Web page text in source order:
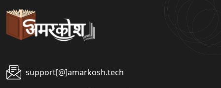
support[@]amarkosh.tech